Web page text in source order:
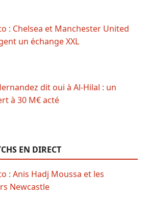
: Chelsea et Manchester United
un échange XXL
dit oui à Al-Hilal : un
à 30 M€ acté
EN DIRECT
: Anis Hadj Moussa et les
Newcastle